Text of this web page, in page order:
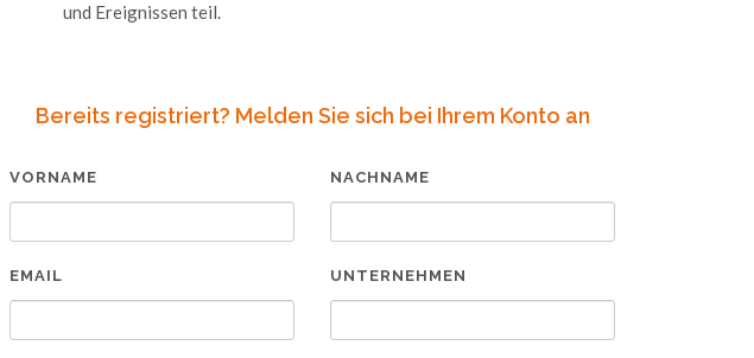
und Ereignissen teil.
Bereits registriert? Melden Sie sich bei Ihrem Konto an
VORNAME NACHNAME
EMAIL UNTERNEHMEN